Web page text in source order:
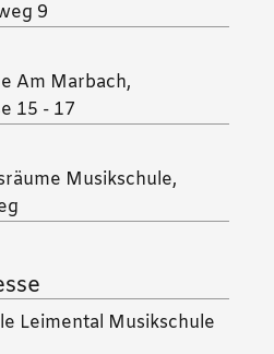
9
Am Marbach,
15 - 17
Musikschule,
Leimental Musikschule